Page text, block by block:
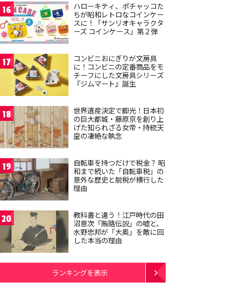
16
ハローキティ、ポチャッコた
ちが昭和レトロなコインケー
スに！「サンリオキャラクタ
ーズ コインケース」第２弾
17
コンビニおにぎりが文房具
に！コンビニの定番商品をモ
チーフにした文房具シリーズ
『ジムマート』誕生
18
世界遺産決定で脚光！日本初
の巨大都城・藤原京を創り上
げた知られざる女帝・持統天
皇の凄絶な執念
19
自転車を持つだけで税金？ 昭
和まで続いた「自転車税」の
意外な歴史と脱税が横行した
理由
20
教科書と違う！江戸時代の田
沼意次「賄賂伝説」の嘘と、
水野忠邦が「大奥」を敵に回
した本当の理由
ランキングを表示